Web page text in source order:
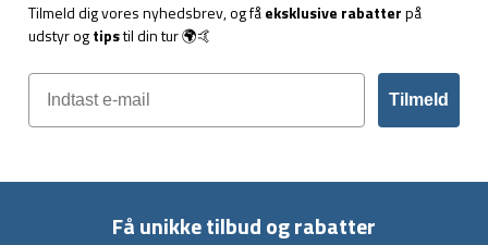
Tilmeld dig vores nyhedsbrev, og fåeksklusive rabatterpå
udstyr ogtipstil din tur 🌍🤙
Tilmeld
Få unikke tilbud og rabatter